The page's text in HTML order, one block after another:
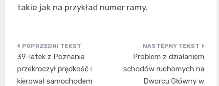
takie jak na przykład numer ramy.
Nawigacja
wpisu
39-latek z Poznania
przekroczył prędkość i
kierował samochodem
Problem z działaniem
schodów ruchomych na
Dworcu Główny w